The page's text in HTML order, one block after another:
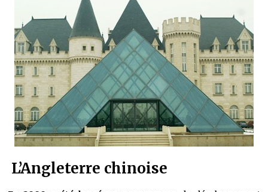
L’Angleterre chinoise